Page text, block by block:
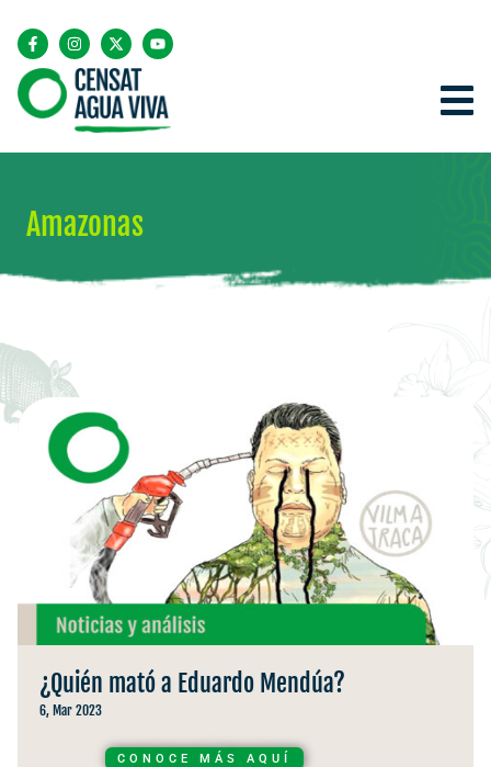
Amazonas
¿Quién mató a Eduardo Mendúa?
6, Mar 2023
CONOCE MÁS AQUÍ